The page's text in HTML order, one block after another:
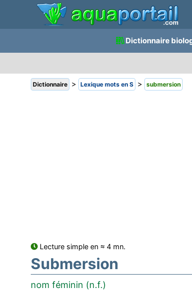
Dictionnaire
Dictionnaire > Lexique mots en S > submersion
Lecture simple en ≈ 4 mn.
Submersion
nom féminin (n.f.)